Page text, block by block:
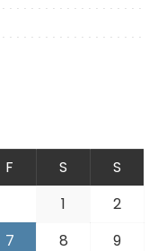
F S
S
1
2
7 8
9